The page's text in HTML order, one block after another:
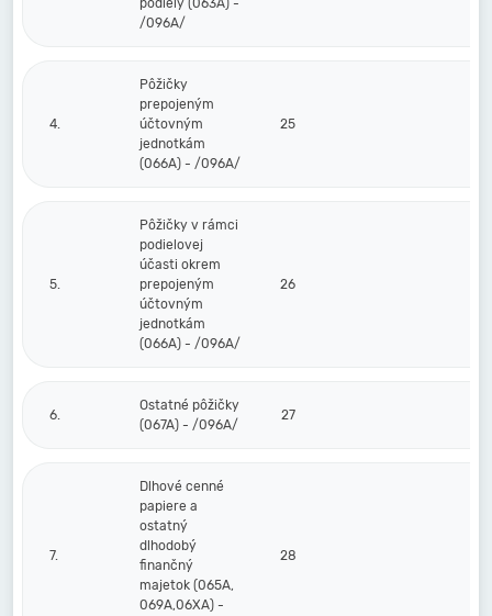
podiely (063A) -
/096A/
4.
Pôžičky
prepojeným
účtovným
jednotkám
(066A) - /096A/
25
5.
Pôžičky v rámci
podielovej
účasti okrem
prepojeným
účtovným
jednotkám
(066A) - /096A/
26
6.
Ostatné pôžičky
(067A) - /096A/
27
7.
Dlhové cenné
papiere a
ostatný
dlhodobý
finančný
majetok (065A,
069A,06XA) -
28